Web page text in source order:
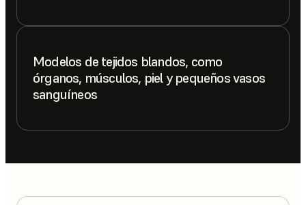
Modelos de tejidos blandos, como
órganos, músculos, piel y pequeños vasos
sanguíneos